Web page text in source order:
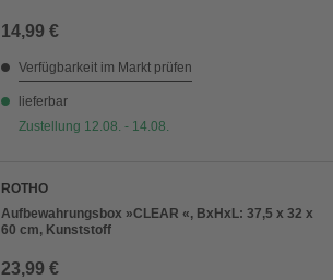
14,99 €
Verfügbarkeit im Markt prüfen
lieferbar
Zustellung 12.08. - 14.08.
ROTHO
Aufbewahrungsbox »CLEAR «, BxHxL: 37,5 x 32 x
60 cm, Kunststoff
23,99 €